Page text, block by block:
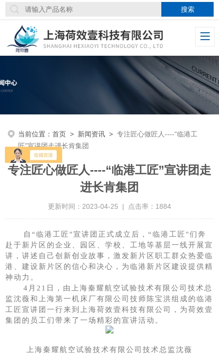
当前位置：首页 > 新闻资讯 >专注匠心做匠人----“临港工
匠”宣讲团走进长肯集团
专注匠心做匠人----“临港工匠”宣讲团走
进长肯集团
更新时间：2023-04-25 | 点击率：1884
自“临港工匠"宣讲团 正式 成立 后，“临港工匠"们奔
赴于新片区的企业、园区、学校、工地等基层一线开展宣
讲，讲述自己创新创业故事，激发新片区职工群众热爱临
港、建设新片区的信心和决心，为临港新片区建设提供精
神动力。
4月21日，由上海秦耀航空试验技术有限公司技术总
监沈薇和上海第一机床厂有限公司技师陈宝洪组成的临港
工匠宣讲团一行来到上海荷效壹科技有限公司，为荷效壹
集团的员工们带来了一场精彩的宣讲活动。
上海秦耀航空试验技术有限公司技术总监沈薇